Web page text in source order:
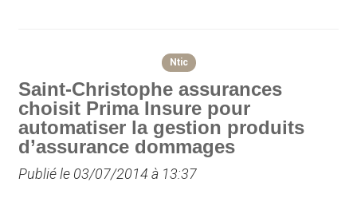
Ntic
Saint-Christophe assurances
choisit Prima Insure pour
automatiser la gestion produits
d’assurance dommages
Publié le 03/07/2014 à 13:37